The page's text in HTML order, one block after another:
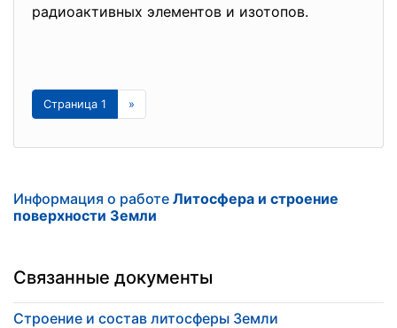
радиоактивных элементов и изотопов.
Страница 1 »
Информация о работе Литосфера и строение
поверхности Земли
Связанные документы
Строение и состав литосферы Земли